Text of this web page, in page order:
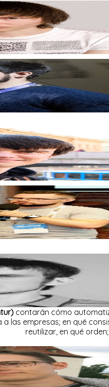
contarán cómo
las empresas; en qué
reutilizar, en qué